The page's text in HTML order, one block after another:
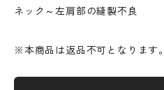
ネック～左肩部の縫製不良
※本商品は返品不可となります。